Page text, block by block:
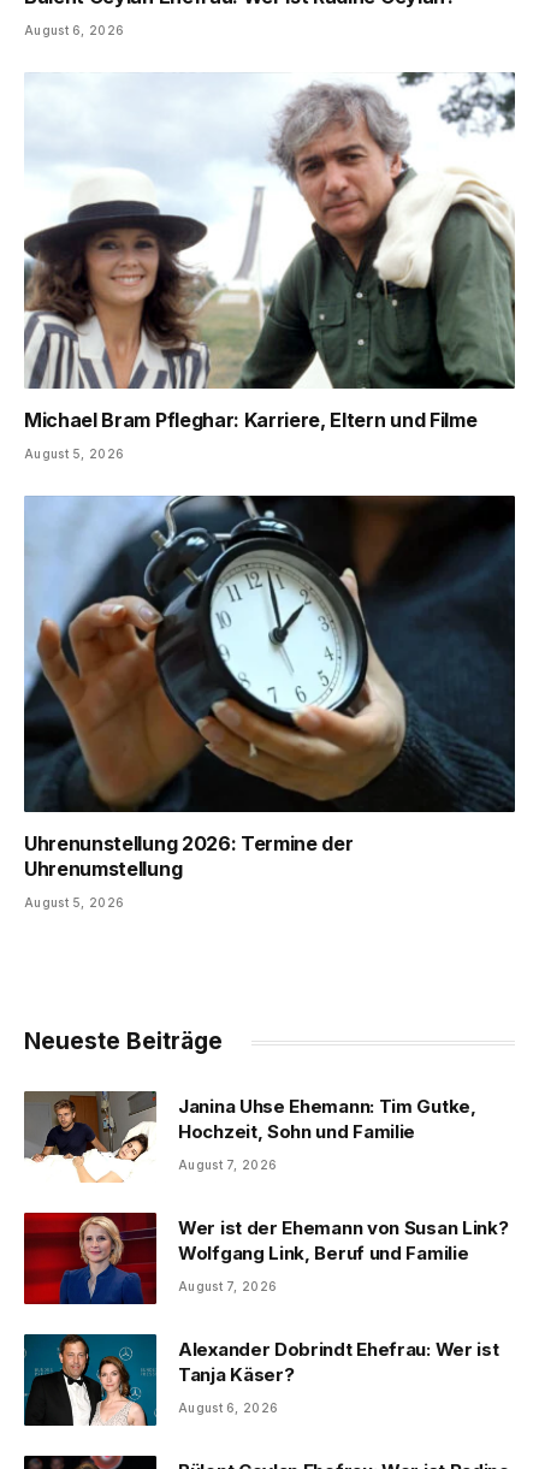
August 6, 2026
Michael Bram Pfleghar: Karriere, Eltern und Filme
August 5, 2026
Uhrenunstellung 2026: Termine der
Uhrenumstellung
August 5, 2026
Neueste Beiträge
Janina Uhse Ehemann: Tim Gutke,
Hochzeit, Sohn und Familie
August 7, 2026
Wer ist der Ehemann von Susan Link?
Wolfgang Link, Beruf und Familie
August 7, 2026
Alexander Dobrindt Ehefrau: Wer ist
Tanja Käser?
August 6, 2026